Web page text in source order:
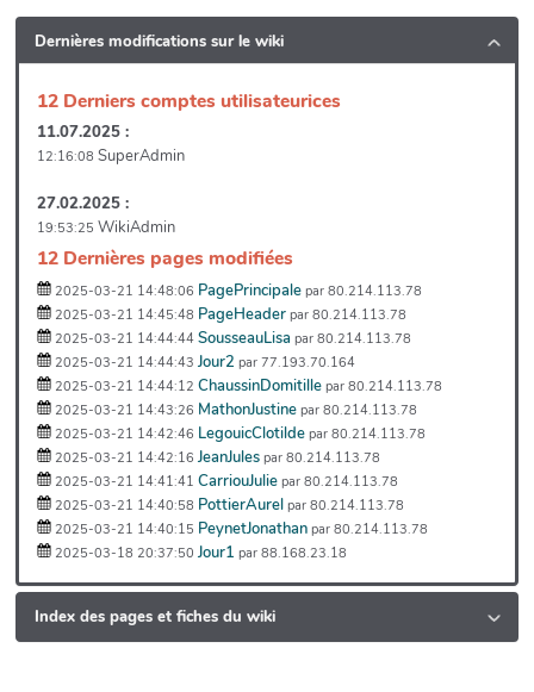
Dernières modifications sur le wiki
12 Derniers comptes utilisateurices
11.07.2025 :
12:16:08 SuperAdmin
27.02.2025 :
19:53:25 WikiAdmin
12 Dernières pages modifiées
2025-03-21 14:48:06 PagePrincipale par 80.214.113.78
2025-03-21 14:45:48 PageHeader par 80.214.113.78
2025-03-21 14:44:44 SousseauLisa par 80.214.113.78
2025-03-21 14:44:43 Jour2 par 77.193.70.164
2025-03-21 14:44:12 ChaussinDomitille par 80.214.113.78
2025-03-21 14:43:26 MathonJustine par 80.214.113.78
2025-03-21 14:42:46 LegouicClotilde par 80.214.113.78
2025-03-21 14:42:16 JeanJules par 80.214.113.78
2025-03-21 14:41:41 CarriouJulie par 80.214.113.78
2025-03-21 14:40:58 PottierAurel par 80.214.113.78
2025-03-21 14:40:15 PeynetJonathan par 80.214.113.78
2025-03-18 20:37:50 Jour1 par 88.168.23.18
Index des pages et fiches du wiki